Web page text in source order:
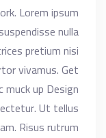
Lorem ipsum
nulla
pretium nisi
vivamus. Get
up Design
Ut tellus
Risus rutrum […]